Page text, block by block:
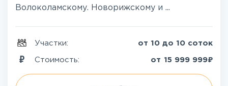
Волоколамскому. Новорижскому и ...
Участки: от 10 до 10 соток
Стоимость: от 15 999 999₽